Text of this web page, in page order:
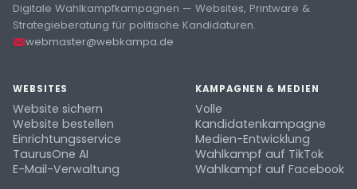
Digitale Wahlkampfkampagnen — Websites, Printware &
Strategieberatung für politische Kandidaturen.
webmaster@webkampa.de
WEBSITES
Website sichern
Website bestellen
Einrichtungsservice
TaurusOne AI
E-Mail-Verwaltung
KAMPAGNEN & MEDIEN
Volle
Kandidatenkampagne
Medien-Entwicklung
Wahlkampf auf TikTok
Wahlkampf auf Facebook